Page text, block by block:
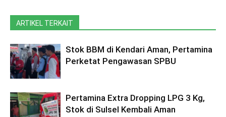
ARTIKEL TERKAIT
Stok BBM di Kendari Aman, Pertamina
Perketat Pengawasan SPBU
Pertamina Extra Dropping LPG 3 Kg,
Stok di Sulsel Kembali Aman